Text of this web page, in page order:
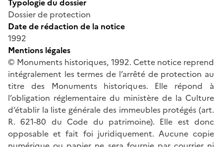
Dossier de protection
Date de rédaction de la notice
1992
Mentions légales
© Monuments historiques, 1992. Cette notice reprend
intégralement les termes de l’arrêté de protection au
titre des Monuments historiques. Elle répond à
l’obligation réglementaire du ministère de la Culture
d’établir la liste générale des immeubles protégés (art.
R. 621-80 du Code du patrimoine). Elle est donc
opposable et fait foi juridiquement. Aucune copie